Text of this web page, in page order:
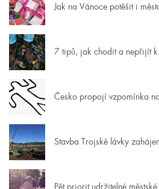
Jak na Vánoce potěšit i
7 tipů, jak chodit a nepřijít k
Česko propojí vzpomínka
Stavba Trojské lávky